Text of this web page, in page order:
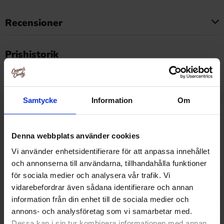
Samtycke Information Om
Denna webbplats använder cookies
Vi använder enhetsidentifierare för att anpassa innehållet
och annonserna till användarna, tillhandahålla funktioner
för sociala medier och analysera vår trafik. Vi
vidarebefordrar även sådana identifierare och annan
information från din enhet till de sociala medier och
annons- och analysföretag som vi samarbetar med.
Recensioner
Prishistorik
Lägsta pris senaste 30 dagarna är 17.94 kr (2026-08-06)